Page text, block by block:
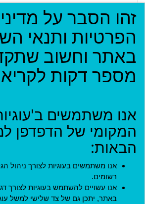
זהו הסבר על
הפרטיות ותנאי
באתר וחשוב
מספר דקות
אנו משתמשים
המקומי של הדפדפן
הבאות:
אנו משתמשים בעוגיות לצורך ניהול
רשומים.
אנו עשויים להשתמש בעוגיות לצורך
באתר, יתכן גם של צד שלישי למשל
ארגונים
בתי עסק
אירועים
יישומון (בטא)
כניסה
שם משתמש
שם המשתמש שהוגדר בעת הרישום לאתר.
סיסמה*